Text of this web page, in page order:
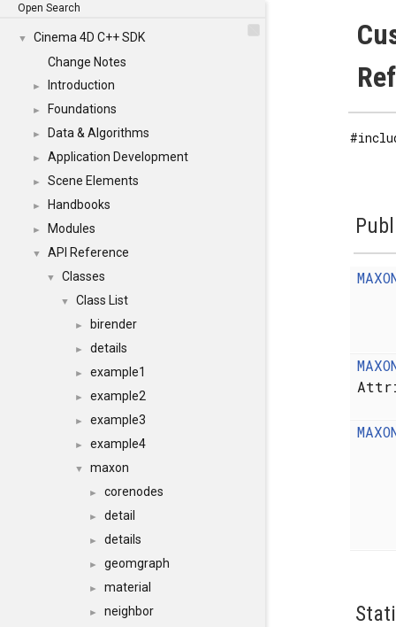
Open Search
▼
Cinema 4D C++ SDK
Change Notes
► Introduction
► Foundations
► Data & Algorithms
► Application Development
► Scene Elements
► Handbooks
► Modules
▼ API Reference
▼ Classes
▼ Class List
► birender
► details
► example1
► example2
► example3
► example4
▼ maxon
► corenodes
► detail
► details
► geomgraph
► material
► neighbor